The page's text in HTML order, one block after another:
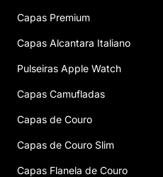
Capas Premium
Capas Alcantara Italiano
Pulseiras Apple Watch
Capas Camufladas
Capas de Couro
Capas de Couro Slim
Capas Flanela de Couro